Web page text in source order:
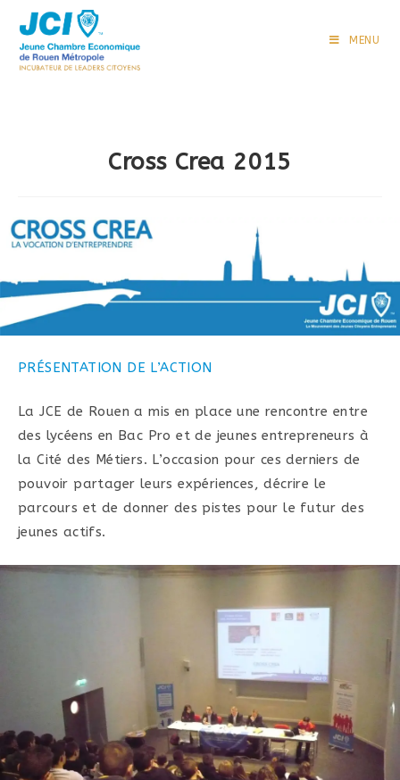
content
MENU
Cross Crea 2015
PRÉSENTATION DE L’ACTION
La JCE de Rouen a mis en place une rencontre entre
des lycéens en Bac Pro et de jeunes entrepreneurs à
la Cité des Métiers. L’occasion pour ces derniers de
pouvoir partager leurs expériences, décrire le
parcours et de donner des pistes pour le futur des
jeunes actifs.